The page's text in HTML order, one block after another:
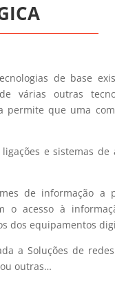
de base
várias outras
permite que uma
e sistemas
de informação
o acesso à
dos equipamentos
a Soluções de
outras…